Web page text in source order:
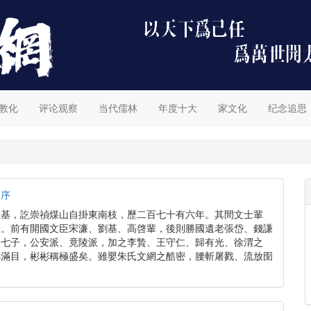
化 评论观察 当代儒林 年度十大 家文化 纪念追思
，訖崇禎煤山自掛東南枝，歷二百七十有六年。其間文士輩
前有開國文臣宋濂、劉基、高啓輩，後則勝國遺老張岱、錢謙
子，公安派、竟陵派，加之李贄、王守仁、歸有光、徐渭之
目，彬彬稱極盛矣。雖嬰朱氏文網之酷密，腰斬屠戮、流放囹